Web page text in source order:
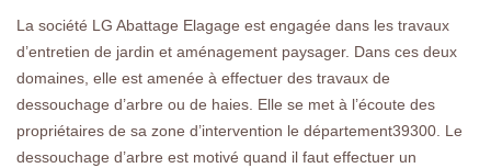
La société LG Abattage Elagage est engagée dans les travaux
d’entretien de jardin et aménagement paysager. Dans ces deux
domaines, elle est amenée à effectuer des travaux de
dessouchage d’arbre ou de haies. Elle se met à l’écoute des
propriétaires de sa zone d’intervention le département39300. Le
dessouchage d’arbre est motivé quand il faut effectuer un